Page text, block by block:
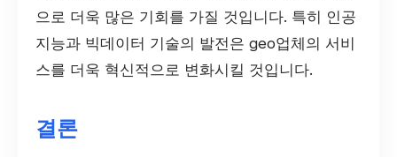
으로 더욱 많은 기회를 가질 것입니다. 특히 인공
지능과 빅데이터 기술의 발전은 geo업체의 서비
스를 더욱 혁신적으로 변화시킬 것입니다.
결론